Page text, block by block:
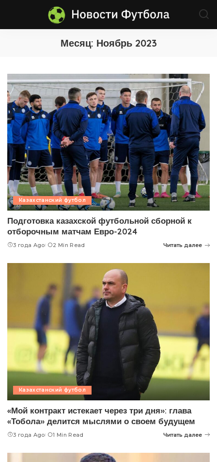
Месяц: Ноябрь 2023
Казахстанский футбол
Подготовка казахской футбольной сборной к
отборочным матчам Евро-2024
3 года Ago 2 Min Read Читать далее
Казахстанский футбол
«Мой контракт истекает через три дня»: глава
«Тобола» делится мыслями о своем будущем
3 года Ago 1 Min Read Читать далее